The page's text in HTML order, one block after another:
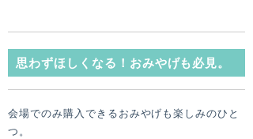
思わずほしくなる！おみやげも必見。
会場でのみ購入できるおみやげも楽しみのひと
つ。